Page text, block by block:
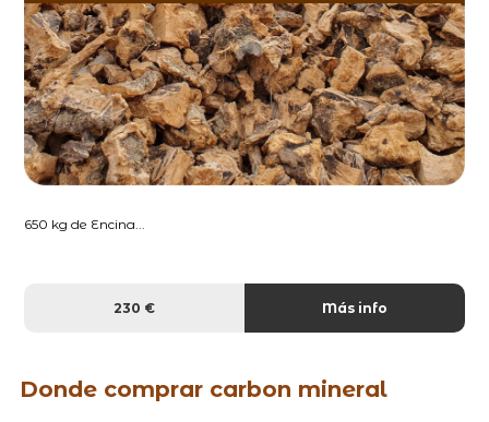
650 kg de Encina...
230 € Más info
Donde comprar carbon mineral